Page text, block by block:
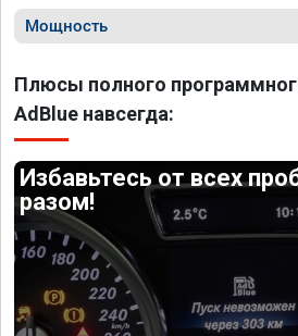
Мощность
Плюсы полного
AdBlue навсегда:
Избавьтесь от всех
разом!